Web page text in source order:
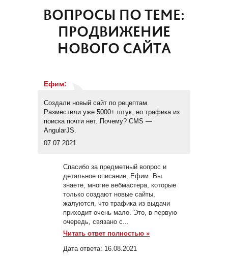
ВОПРОСЫ ПО ТЕМЕ:
ПРОДВИЖЕНИЕ
НОВОГО САЙТА
Ефим:
Создали новый сайт по рецептам.
Разместили уже 5000+ штук, но трафика из
поиска почти нет. Почему? CMS —
AngularJS.
07.07.2021
Спасибо за предметный вопрос и
детальное описание, Ефим. Вы
знаете, многие вебмастера, которые
только создают новые сайты,
жалуются, что трафика из выдачи
приходит очень мало. Это, в первую
очередь, связано с...
Читать ответ полностью »
Дата ответа: 16.08.2021